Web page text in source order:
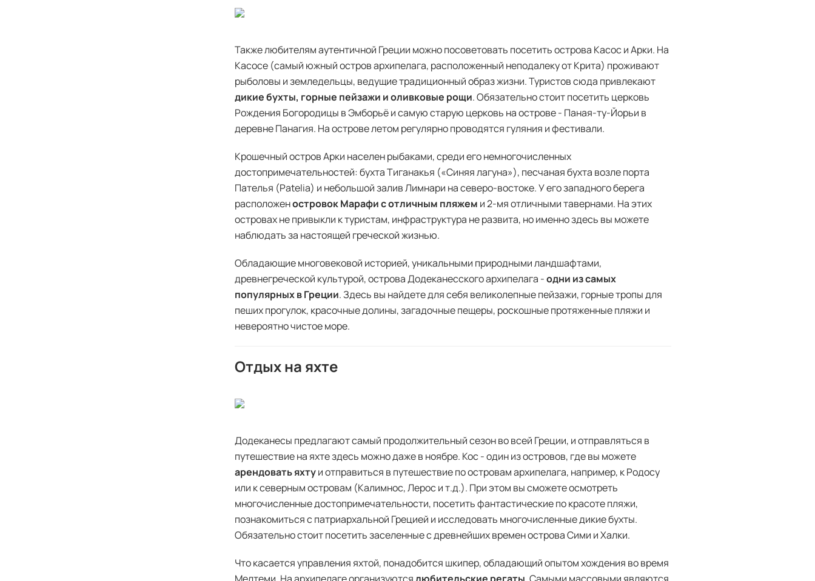
Также любителям аутентичной Греции можно посоветовать посетить острова Касос и Арки. На
Касосе (самый южный остров архипелага, расположенный неподалеку от Крита) проживают
рыболовы и земледельцы, ведущие традиционный образ жизни. Туристов сюда привлекают
дикие бухты, горные пейзажи и оливковые рощи. Обязательно стоит посетить церковь
Рождения Богородицы в Эмборьё и самую старую церковь на острове - Паная-ту-Йорьи в
деревне Панагия. На острове летом регулярно проводятся гуляния и фестивали.
Крошечный остров Арки населен рыбаками, среди его немногочисленных
достопримечательностей: бухта Тиганакья («Синяя лагуна»), песчаная бухта возле порта
Пателья (Patelia) и небольшой залив Лимнари на северо-востоке. У его западного берега
расположеностровок Марафи с отличным пляжем и 2-мя отличными тавернами. На этих
островах не привыкли к туристам, инфраструктура не развита, но именно здесь вы можете
наблюдать за настоящей греческой жизнью.
Обладающие многовековой историей, уникальными природными ландшафтами,
древнегреческой культурой, острова Додеканесского архипелага -одни из самых
популярных в Греции. Здесь вы найдете для себя великолепные пейзажи, горные тропы для
пеших прогулок, красочные долины, загадочные пещеры, роскошные протяженные пляжи и
невероятно чистое море.
Отдых на яхте
Додеканесы предлагают самый продолжительный сезон во всей Греции, и отправляться в
путешествие на яхте здесь можно даже в ноябре. Кос - один из островов, где вы можете
арендовать яхтуи отправиться в путешествие по островам архипелага, например, к Родосу
или к северным островам (Калимнос, Лерос и т.д.). При этом вы сможете осмотреть
многочисленные достопримечательности, посетить фантастические по красоте пляжи,
познакомиться с патриархальной Грецией и исследовать многочисленные дикие бухты.
Обязательно стоит посетить заселенные с древнейших времен острова Сими и Халки.
Что касается управления яхтой, понадобится шкипер, обладающий опытом хождения во время